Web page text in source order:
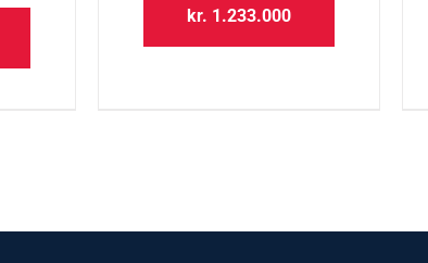
kr. 1.233.000